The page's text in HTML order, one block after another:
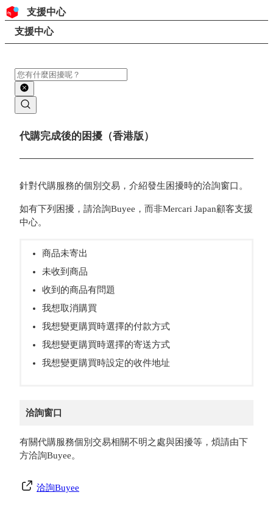
跳至內容
頁首支援中心
搜尋
頁面路徑
支援中心
搜尋
主要內容
代購完成後的困擾（香港版）
針對代購服務的個別交易，介紹發生困擾時的洽詢窗口。
如有下列困擾，請洽詢Buyee，而非Mercari Japan顧客支援
中心。
商品未寄出
未收到商品
收到的商品有問題
我想取消購買
我想變更購買時選擇的付款方式
我想變更購買時選擇的寄送方式
我想變更購買時設定的收件地址
洽詢窗口
有關代購服務個別交易相關不明之處與困擾等，煩請由下
方洽詢Buyee。
洽詢Buyee